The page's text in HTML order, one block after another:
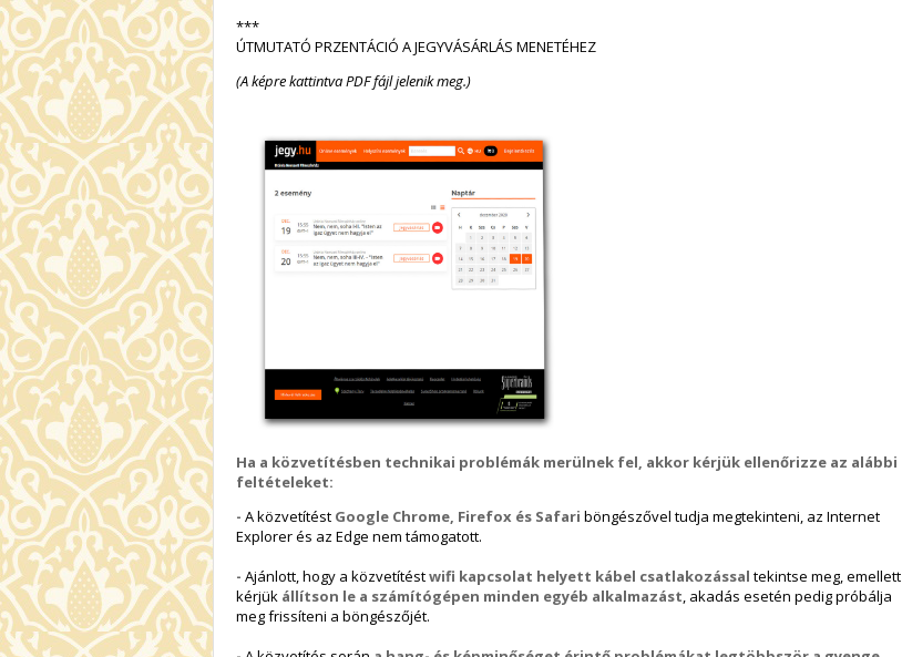
***
ÚTMUTATÓ PRZENTÁCIÓ A JEGYVÁSÁRLÁS MENETÉHEZ
(A képre kattintva PDF fájl jelenik meg.)
Ha a közvetítésben technikai problémák merülnek fel, akkor kérjük ellenőrizze az alábbi
feltételeket:
- A közvetítést Google Chrome, Firefox és Safari böngészővel tudja megtekinteni, az Internet
Explorer és az Edge nem támogatott.
- Ajánlott, hogy a közvetítéstwifi kapcsolat helyett kábel csatlakozással tekintse meg, emellett
kérjük állítson le a számítógépen minden egyéb alkalmazást, akadás esetén pedig próbálja
meg frissíteni a böngészőjét.